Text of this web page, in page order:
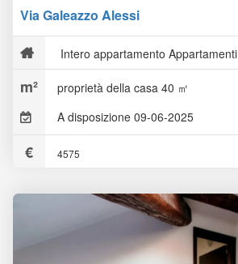
Via Galeazzo Alessi
Intero appartamento Appartamenti
proprietà della casa 40 ㎡
A disposizione 09-06-2025
4575